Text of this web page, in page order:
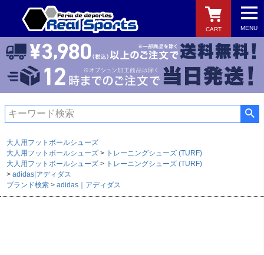
MENU
CART
検索
大人用フットボールシューズ
大人用フットボールシューズ
トレーニングシューズ (TURF)
大人用フットボールシューズ
トレーニングシューズ (TURF)
adidas|アディダス
ブランド検索
adidas｜アディダス